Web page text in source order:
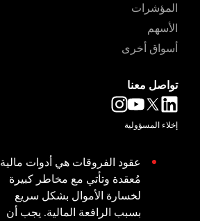
المؤشرات
الأسهم
أسواق أخرى
تواصل معنا
إخلاء المسؤولية
عقود الفروقات هي أدوات مالية
مُعقدة وتأتي مع مخاطر كبيرة
لخسارة الأموال بشكل سريع
بسبب الرافعة المالية. يجب أن